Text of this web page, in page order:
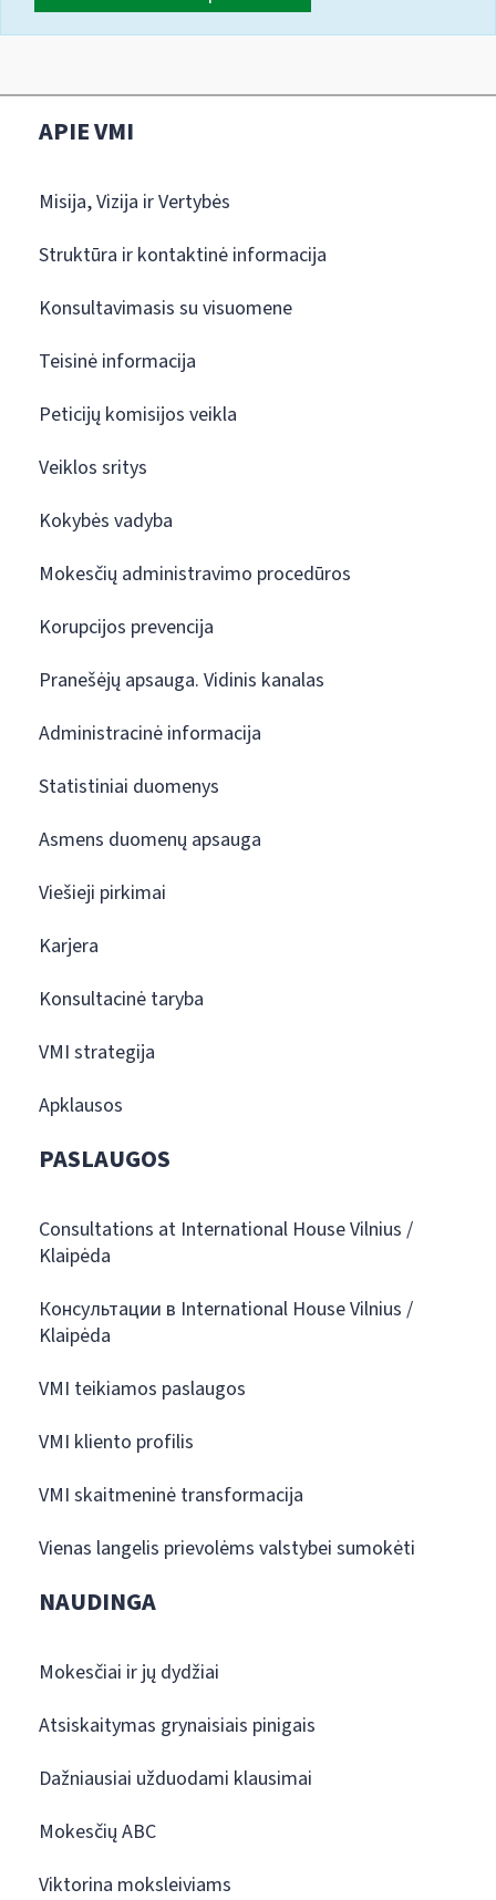
APIE VMI
Misija, Vizija ir Vertybės
Struktūra ir kontaktinė informacija
Konsultavimasis su visuomene
Teisinė informacija
Peticijų komisijos veikla
Veiklos sritys
Kokybės vadyba
Mokesčių administravimo procedūros
Korupcijos prevencija
Pranešėjų apsauga. Vidinis kanalas
Administracinė informacija
Statistiniai duomenys
Asmens duomenų apsauga
Viešieji pirkimai
Karjera
Konsultacinė taryba
VMI strategija
Apklausos
PASLAUGOS
Consultations at International House Vilnius /
Klaipėda
Консультации в International House Vilnius /
Klaipėda
VMI teikiamos paslaugos
VMI kliento profilis
VMI skaitmeninė transformacija
Vienas langelis prievolėms valstybei sumokėti
NAUDINGA
Mokesčiai ir jų dydžiai
Atsiskaitymas grynaisiais pinigais
Dažniausiai užduodami klausimai
Mokesčių ABC
Viktorina moksleiviams